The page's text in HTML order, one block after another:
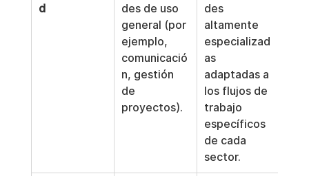
d
des de uso
general (por
ejemplo,
comunicació
n, gestión
de
proyectos).
des
altamente
especializad
as
adaptadas a
los flujos de
trabajo
específicos
de cada
sector.